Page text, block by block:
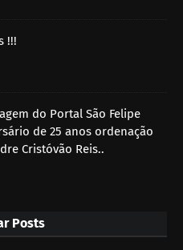
!!!
do Portal São Felipe
de 25 anos ordenação
Cristóvão Reis..
Posts